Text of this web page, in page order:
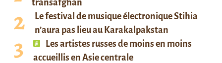
transafghan
Le festival de musique électronique Stihia
n’aura pas lieu au Karakalpakstan
Les artistes russes de moins en moins
accueillis en Asie centrale